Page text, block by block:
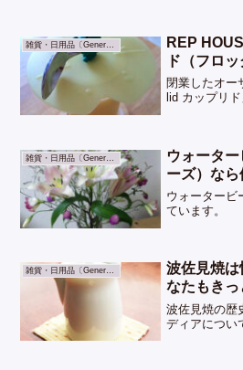
REP
ド（フロッ
閉業したオー
lid カップリ
ウォータ
ーズ）な
ウォータービ
ています。
雑貨・日用品〔General Goods〕
波佐見焼
なたもきっ
波佐見焼の歴
ディアについ